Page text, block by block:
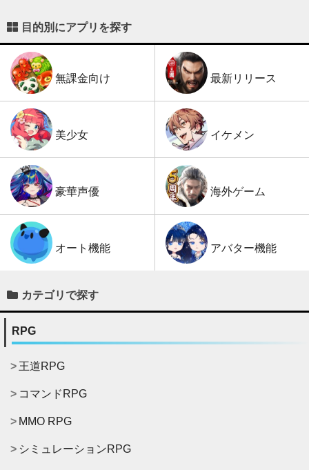
目的別にアプリを探す
無課金向け 最新リリース
美少女 イケメン
豪華声優 海外ゲーム
オート機能 アバター機能
カテゴリで探す
RPG
王道RPG
コマンドRPG
MMO RPG
シミュレーションRPG